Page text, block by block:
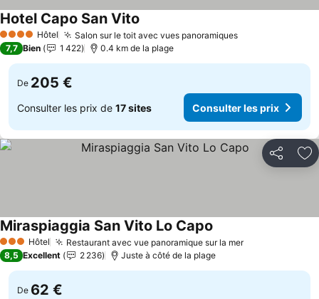
4 Étoiles Hôtel Salon sur le toit avec vues panoramiquesConsulter les
Hotel Capo San Vito
7,7 Bien 1 422 0.4 km de la plage
De 205 €
Consulter les prix de 17 sites Consulter les prix
Partager
3 ÉtoilesHôtel Restaurant avec vue panoramique sur la merConsulter les
Miraspiaggia San Vito Lo Capo
8,5 Excellent 2 236 Juste à côté de la plage
De 62 €